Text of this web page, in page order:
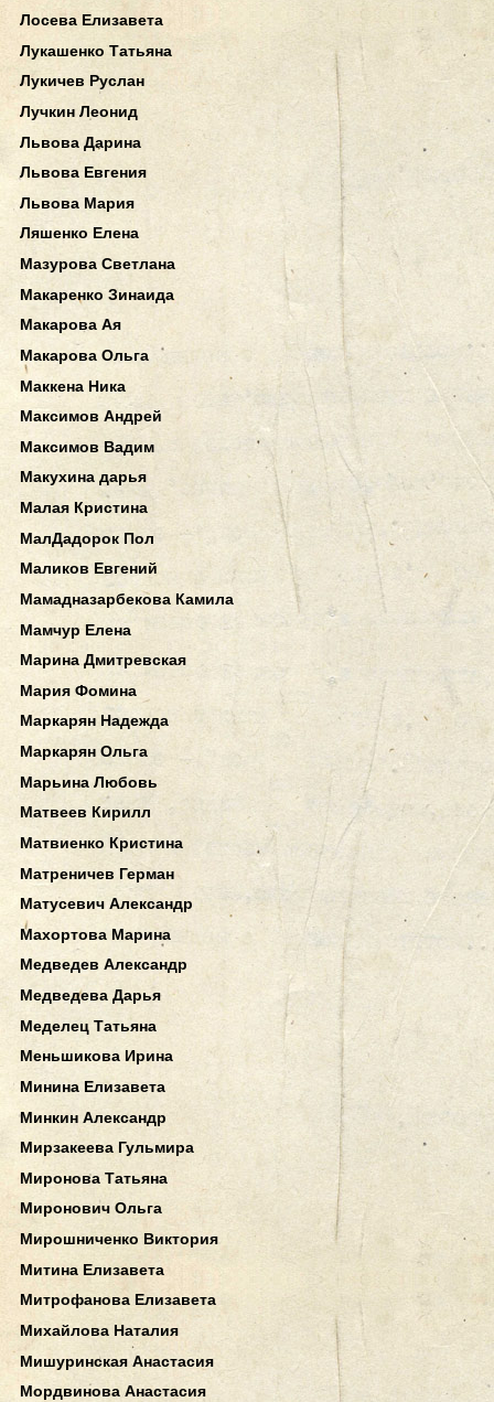
Лосева Елизавета
Лукашенко Татьяна
Лукичев Руслан
Лучкин Леонид
Львова Дарина
Львова Евгения
Львова Мария
Ляшенко Елена
Мазурова Светлана
Макаренко Зинаида
Макарова Ая
Макарова Ольга
Маккена Ника
Максимов Андрей
Максимов Вадим
Макухина дарья
Малая Кристина
МалДадорок Пол
Маликов Евгений
Мамадназарбекова Камила
Мамчур Елена
Марина Дмитревская
Мария Фомина
Маркарян Надежда
Маркарян Ольга
Марьина Любовь
Матвеев Кирилл
Матвиенко Кристина
Матреничев Герман
Матусевич Александр
Махортова Марина
Медведев Александр
Медведева Дарья
Меделец Татьяна
Меньшикова Ирина
Минина Елизавета
Минкин Александр
Мирзакеева Гульмира
Миронова Татьяна
Миронович Ольга
Мирошниченко Виктория
Митина Елизавета
Митрофанова Елизавета
Михайлова Наталия
Мишуринская Анастасия
Мордвинова Анастасия